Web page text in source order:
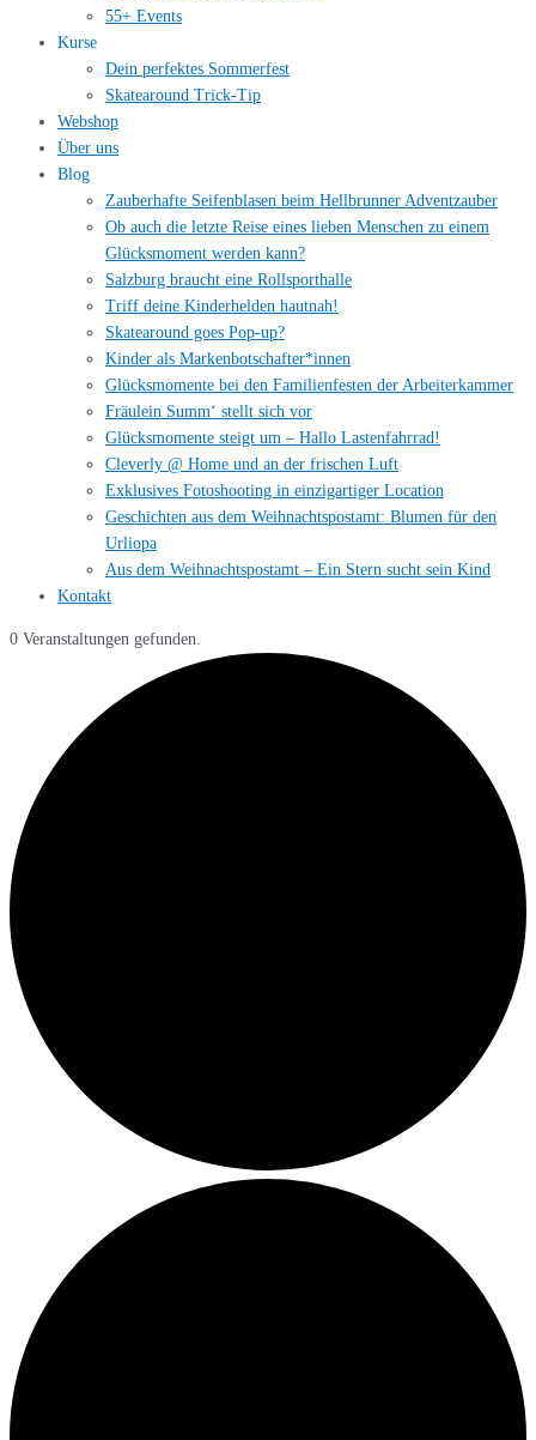
55+ Events
Kurse
Dein perfektes Sommerfest
Skatearound Trick-Tip
Webshop
Über uns
Blog
Zauberhafte Seifenblasen beim Hellbrunner Adventzauber
Ob auch die letzte Reise eines lieben Menschen zu einem
Glücksmoment werden kann?
Salzburg braucht eine Rollsporthalle
Triff deine Kinderhelden hautnah!
Skatearound goes Pop-up?
Kinder als Markenbotschafter*innen
Glücksmomente bei den Familienfesten der Arbeiterkammer
Fräulein Summ‘ stellt sich vor
Glücksmomente steigt um – Hallo Lastenfahrrad!
Cleverly @ Home und an der frischen Luft
Exklusives Fotoshooting in einzigartiger Location
Geschichten aus dem Weihnachtspostamt: Blumen für den
Urliopa
Aus dem Weihnachtspostamt – Ein Stern sucht sein Kind
Kontakt
0 Veranstaltungen gefunden.